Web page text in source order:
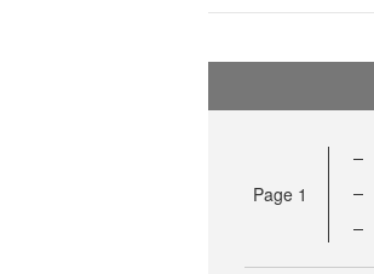
Page 1